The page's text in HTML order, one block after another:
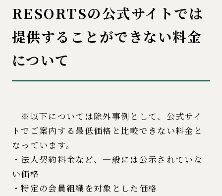
RESORTSの公式サイトでは
提供することができない料金
について
※以下については除外事例として、公式サイ
トでご案内する最低価格と比較できない料金と
なっています。
・法人契約料金など、一般には公示されていな
い価格
・特定の会員組織を対象とした価格